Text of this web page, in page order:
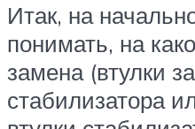
Итак, на
понимать, на
замена (втулки
стабилизатора